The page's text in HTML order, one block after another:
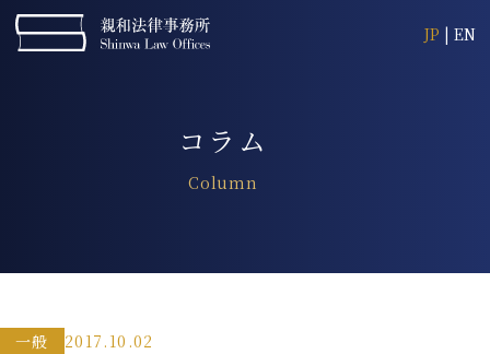
JP | EN
コラム
Column
一般 2017.10.02